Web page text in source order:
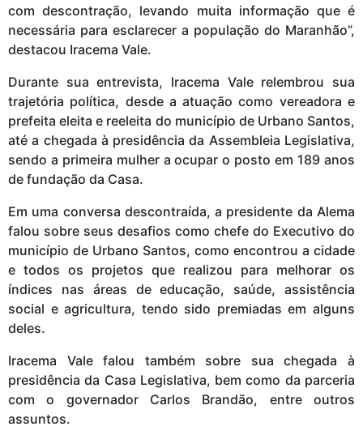
com descontração, levando muita informação que é
necessária para esclarecer a população do Maranhão”,
destacou Iracema Vale.
Durante sua entrevista, Iracema Vale relembrou sua
trajetória política, desde a atuação como vereadora e
prefeita eleita e reeleita do município de Urbano Santos,
até a chegada à presidência da Assembleia Legislativa,
sendo a primeira mulher a ocupar o posto em 189 anos
de fundação da Casa.
Em uma conversa descontraída, a presidente da Alema
falou sobre seus desafios como chefe do Executivo do
município de Urbano Santos, como encontrou a cidade
e todos os projetos que realizou para melhorar os
índices nas áreas de educação, saúde, assistência
social e agricultura, tendo sido premiadas em alguns
deles.
Iracema Vale falou também sobre sua chegada à
presidência da Casa Legislativa, bem como da parceria
com o governador Carlos Brandão, entre outros
assuntos.